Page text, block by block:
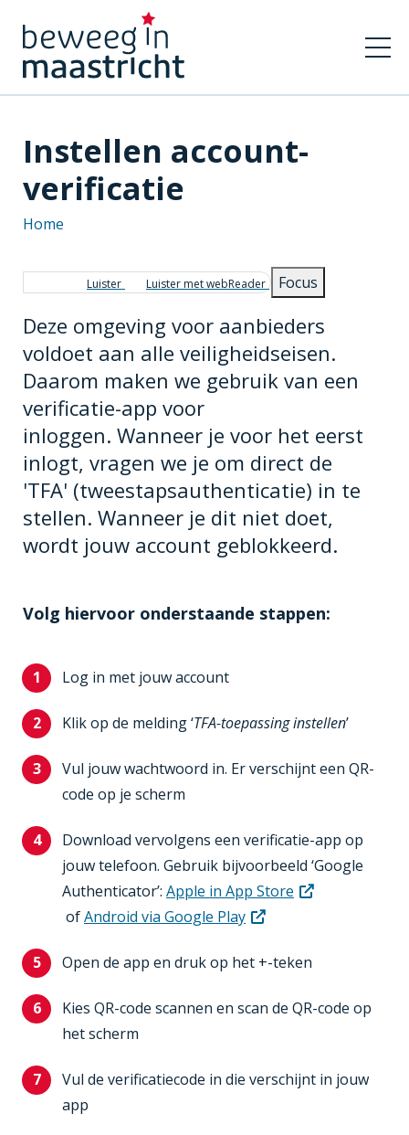
Instellen account-
verificatie
Kruimelpad
Home
Luister Luister met webReader Focus
Deze omgeving voor aanbieders
voldoet aan alle veiligheidseisen.
Daarom maken we gebruik van een
verificatie-app voor
inloggen. Wanneer je voor het eerst
inlogt, vragen we je om direct de
'TFA' (tweestapsauthenticatie) in te
stellen. Wanneer je dit niet doet,
wordt jouw account geblokkeerd.
Volg hiervoor onderstaande stappen:
Log in met jouw account
Klik op de melding ‘TFA-toepassing instellen’
Vul jouw wachtwoord in. Er verschijnt een QR-
code op je scherm
Download vervolgens een verificatie-app op
jouw telefoon. Gebruik bijvoorbeeld ‘Google
Authenticator’: Apple in App Store
ofAndroid via Google Play
Open de app en druk op het +-teken
Kies QR-code scannen en scan de QR-code op
het scherm
Vul de verificatiecode in die verschijnt in jouw
app